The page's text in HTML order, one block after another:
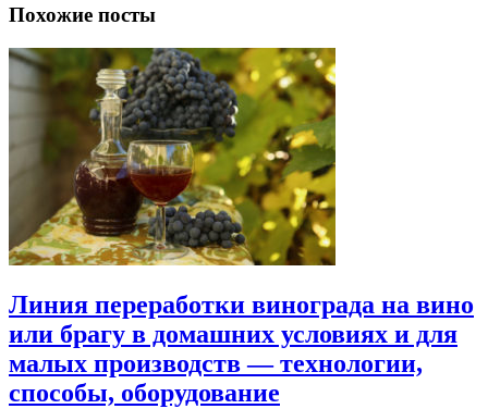
Похожие посты
Линия переработки винограда на вино
или брагу в домашних условиях и для
малых производств — технологии,
способы, оборудование